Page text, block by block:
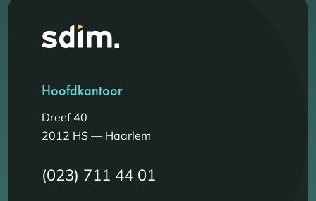
Hoofdkantoor
Dreef 40
2012 HS — Haarlem
(023) 711 44 01